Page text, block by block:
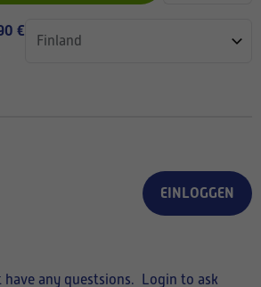
€
EINLOGGEN
any questsions.
Login to ask